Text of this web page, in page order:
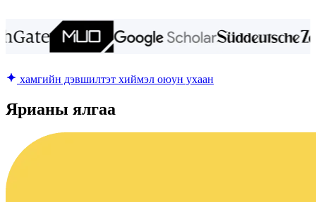
хамгийн дэвшилтэт хиймэл оюун ухаан
Ярианы ялгаа